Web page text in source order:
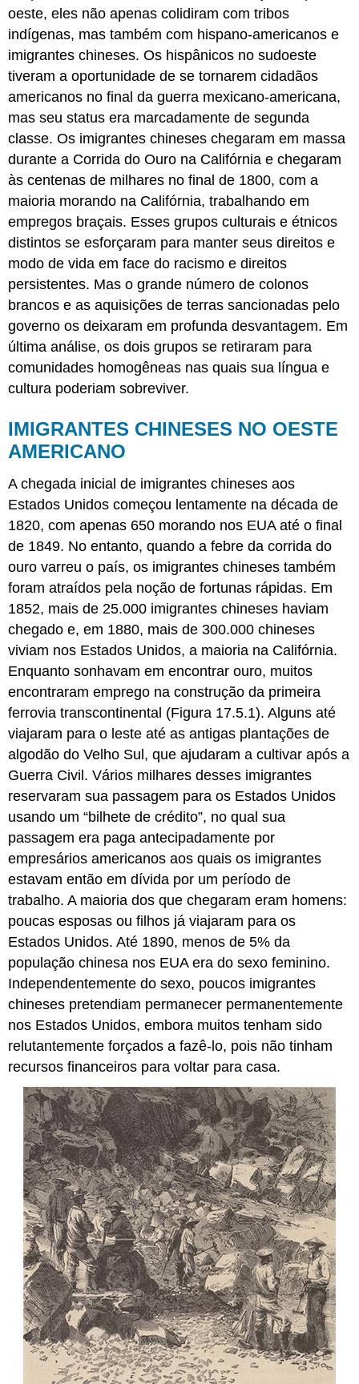
oeste, eles não apenas colidiram com tribos
indígenas, mas também com hispano-americanos e
imigrantes chineses. Os hispânicos no sudoeste
tiveram a oportunidade de se tornarem cidadãos
americanos no final da guerra mexicano-americana,
mas seu status era marcadamente de segunda
classe. Os imigrantes chineses chegaram em massa
durante a Corrida do Ouro na Califórnia e chegaram
às centenas de milhares no final de 1800, com a
maioria morando na Califórnia, trabalhando em
empregos braçais. Esses grupos culturais e étnicos
distintos se esforçaram para manter seus direitos e
modo de vida em face do racismo e direitos
persistentes. Mas o grande número de colonos
brancos e as aquisições de terras sancionadas pelo
governo os deixaram em profunda desvantagem. Em
última análise, os dois grupos se retiraram para
comunidades homogêneas nas quais sua língua e
cultura poderiam sobreviver.
IMIGRANTES CHINESES NO OESTE
AMERICANO
A chegada inicial de imigrantes chineses aos
Estados Unidos começou lentamente na década de
1820, com apenas 650 morando nos EUA até o final
de 1849. No entanto, quando a febre da corrida do
ouro varreu o país, os imigrantes chineses também
foram atraídos pela noção de fortunas rápidas. Em
1852, mais de 25.000 imigrantes chineses haviam
chegado e, em 1880, mais de 300.000 chineses
viviam nos Estados Unidos, a maioria na Califórnia.
Enquanto sonhavam em encontrar ouro, muitos
encontraram emprego na construção da primeira
ferrovia transcontinental (Figura 17.5.1). Alguns até
viajaram para o leste até as antigas plantações de
algodão do Velho Sul, que ajudaram a cultivar após a
Guerra Civil. Vários milhares desses imigrantes
reservaram sua passagem para os Estados Unidos
usando um “bilhete de crédito”, no qual sua
passagem era paga antecipadamente por
empresários americanos aos quais os imigrantes
estavam então em dívida por um período de
trabalho. A maioria dos que chegaram eram homens:
poucas esposas ou filhos já viajaram para os
Estados Unidos. Até 1890, menos de 5% da
população chinesa nos EUA era do sexo feminino.
Independentemente do sexo, poucos imigrantes
chineses pretendiam permanecer permanentemente
nos Estados Unidos, embora muitos tenham sido
relutantemente forçados a fazê-lo, pois não tinham
recursos financeiros para voltar para casa.